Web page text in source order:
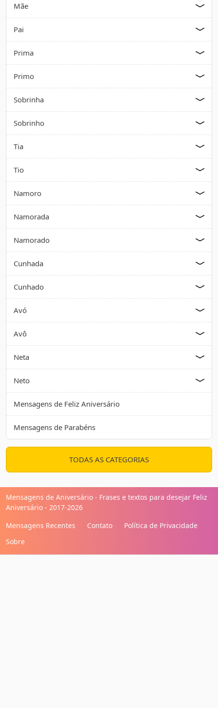
Mãe
Pai
Prima
Primo
Sobrinha
Sobrinho
Tia
Tio
Namoro
Namorada
Namorado
Cunhada
Cunhado
Avó
Avô
Neta
Neto
Mensagens de Feliz Aniversário
Mensagens de Parabéns
TODAS AS CATEGORIAS
Mensagens de Aniversário - Frases e textos para desejar Feliz
Aniversário - 2017-2026
Mensagens Recentes
Contato
Política de Privacidade
Sobre